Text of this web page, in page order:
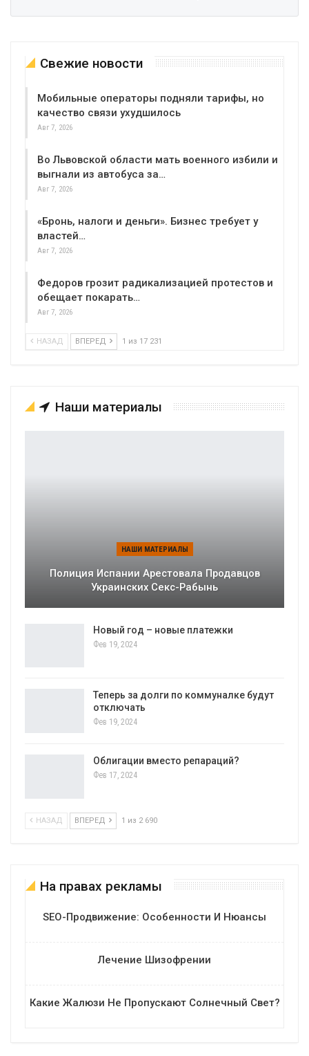
Свежие новости
Мобильные операторы подняли тарифы, но
качество связи ухудшилось
Авг 7, 2026
Во Львовской области мать военного избили и
выгнали из автобуса за…
Авг 7, 2026
«Бронь, налоги и деньги». Бизнес требует у
властей…
Авг 7, 2026
Федоров грозит радикализацией протестов и
обещает покарать…
Авг 7, 2026
НАЗАД ВПЕРЕД 1 из 17 231
Наши материалы
НАШИ МАТЕРИАЛЫ
Полиция Испании Арестовала Продавцов
Украинских Секс-Рабынь
Новый год – новые платежки
Фев 19, 2024
Теперь за долги по коммуналке будут
отключать
Фев 19, 2024
Облигации вместо репараций?
Фев 17, 2024
НАЗАД ВПЕРЕД 1 из 2 690
На правах рекламы
SEO-Продвижение: Особенности И Нюансы
Лечение Шизофрении
Какие Жалюзи Не Пропускают Солнечный Свет?